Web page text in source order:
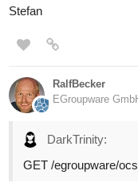
Stefan
RalfBecker
EGroupware
DarkTrinity:
GET /egroupware/